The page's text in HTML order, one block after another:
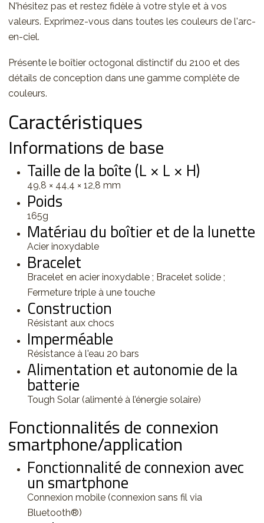
N'hésitez pas et restez fidèle à votre style et à vos
valeurs. Exprimez-vous dans toutes les couleurs de l'arc-
en-ciel.
Présente le boîtier octogonal distinctif du 2100 et des
détails de conception dans une gamme complète de
couleurs.
Caractéristiques
Informations de base
Taille de la boîte (L × L × H)
49,8 × 44,4 × 12,8 mm
Poids
165g
Matériau du boîtier et de la lunette
Acier inoxydable
Bracelet
Bracelet en acier inoxydable ; Bracelet solide ;
Fermeture triple à une touche
Construction
Résistant aux chocs
Imperméable
Résistance à l'eau 20 bars
Alimentation et autonomie de la
batterie
Tough Solar (alimenté à l’énergie solaire)
Fonctionnalités de connexion
smartphone/application
Fonctionnalité de connexion avec
un smartphone
Connexion mobile (connexion sans fil via
Bluetooth®)